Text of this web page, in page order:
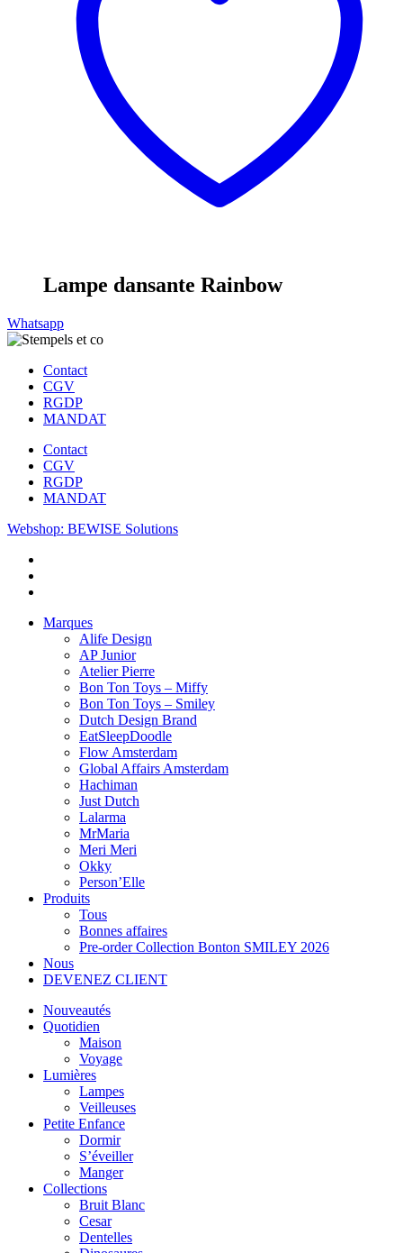
Lampe dansante Rainbow
Whatsapp
Contact
CGV
RGDP
MANDAT
Contact
CGV
RGDP
MANDAT
Webshop: BEWISE Solutions
Marques
Alife Design
AP Junior
Atelier Pierre
Bon Ton Toys – Miffy
Bon Ton Toys – Smiley
Dutch Design Brand
EatSleepDoodle
Flow Amsterdam
Global Affairs Amsterdam
Hachiman
Just Dutch
Lalarma
MrMaria
Meri Meri
Okky
Person’Elle
Produits
Tous
Bonnes affaires
Pre-order Collection Bonton SMILEY 2026
Nous
DEVENEZ CLIENT
Nouveautés
Quotidien
Maison
Voyage
Lumières
Lampes
Veilleuses
Petite Enfance
Dormir
S’éveiller
Manger
Collections
Bruit Blanc
Cesar
Dentelles